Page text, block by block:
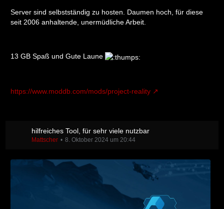
Server sind selbstständig zu hosten. Daumen hoch, für diese
seit 2006 anhaltende, unermüdliche Arbeit.
13 GB Spaß und Gute Laune
https://www.moddb.com/mods/project-reality
hilfreiches Tool, für sehr viele nutzbar
Mattscher 8. Oktober 2024 um 20:44